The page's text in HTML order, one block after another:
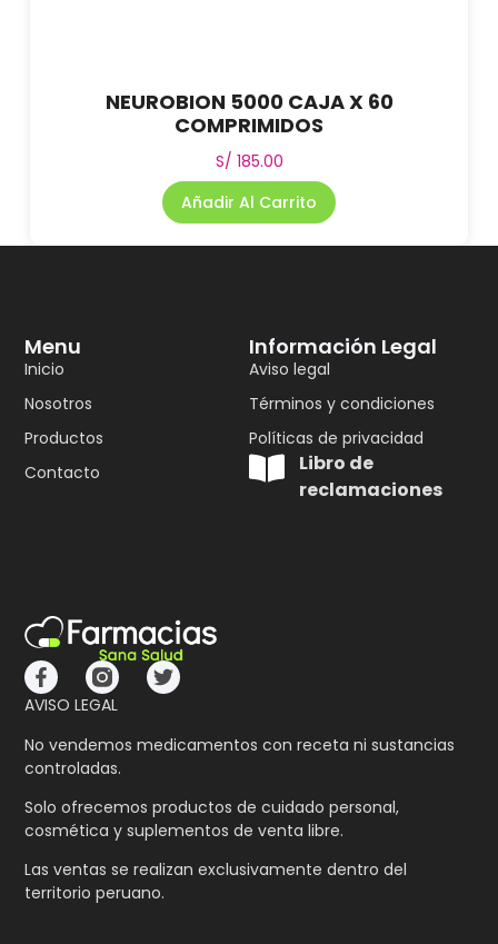
NEUROBION 5000 CAJA X 60
COMPRIMIDOS
S/ 185.00
Añadir Al Carrito
AVISO LEGAL
No vendemos medicamentos con receta ni sustancias
controladas.
Solo ofrecemos productos de cuidado personal,
cosmética y suplementos de venta libre.
Las ventas se realizan exclusivamente dentro del
territorio peruano.
Menu
Inicio
Nosotros
Productos
Contacto
Información Legal
Aviso legal
Términos y condiciones
Políticas de privacidad
Libro de
reclamaciones